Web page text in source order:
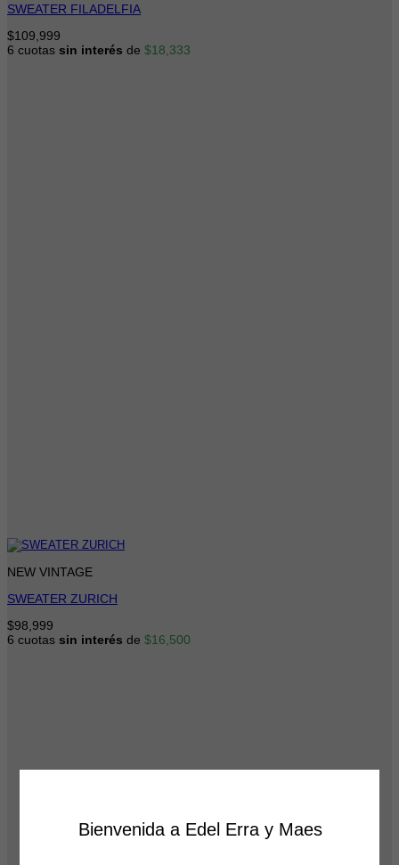
SWEATER FILADELFIA
$109,999
6 cuotas sin interés de $18,333
NEW VINTAGE
SWEATER ZURICH
$98,999
6 cuotas sin interés de $16,500
Bienvenida a Edel Erra y Maes